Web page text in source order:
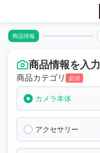
商品情報
商品情報を入力
商品カテゴリ 必須
カメラ本体
アクセサリー